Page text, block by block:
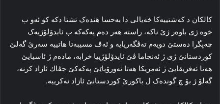
کالکان د کەشتییەکا خەیالی دا بەحسا ھندەک تشتا دکە کو ئەو ب
خوە ژی باوه‌ر ژێ ناكه‌، راستە ھەر دەم پەکەکە ب ئایدۆلۆژیەک
چەپگرا دەستێ دویەم تەڤگەریایە و ئەڤ مسیبه‌تا هاتییە سەرێ گەلێ
کوردستانێ ژی ژ ئەنجاما ڤێ ئایدۆلۆژییا خرابە، مادەم ژ ئاسیایێ
ھەتا ئەفریقایێ ژ ئەمریکا ھەتا ئەورۆپاێێ پەکەکێ جڤاك ئازاد کرنە،
گەلۆ ژ بۆ چ گوندەک ل باکورێ کوردستانێ ئازاد نەکرییە.